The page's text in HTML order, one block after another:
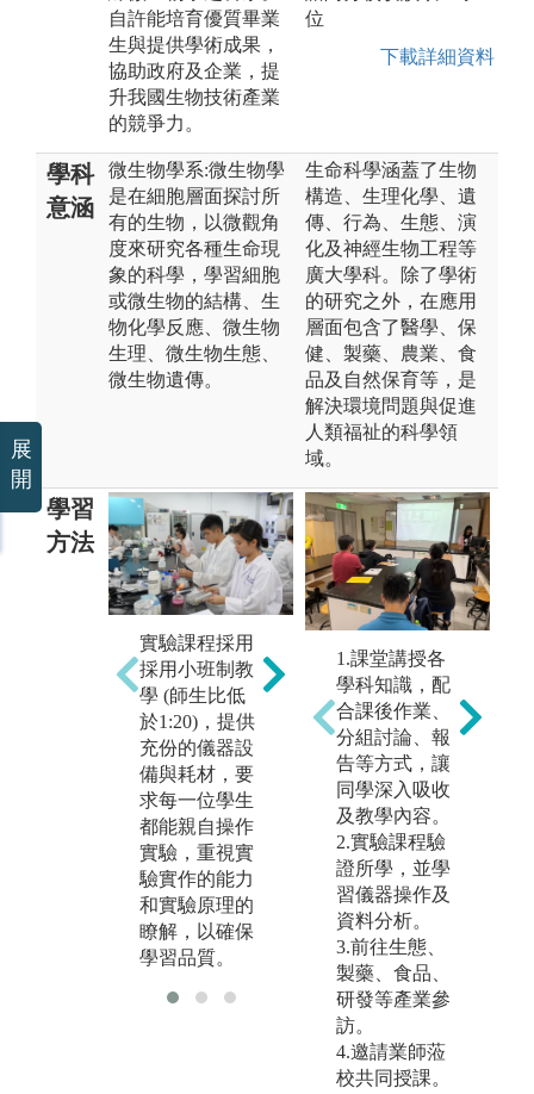
自許能培育優質畢業
生與提供學術成果，
協助政府及企業，提
升我國生物技術產業
的競爭力。
位
下載詳細資料
學科
意涵
微生物學系:微生物學
是在細胞層面探討所
有的生物，以微觀角
度來研究各種生命現
象的科學，學習細胞
或微生物的結構、生
物化學反應、微生物
生理、微生物生態、
微生物遺傳。
生命科學涵蓋了生物
構造、生理化學、遺
傳、行為、生態、演
化及神經生物工程等
廣大學科。除了學術
的研究之外，在應用
層面包含了醫學、保
健、製藥、農業、食
品及自然保育等，是
解決環境問題與促進
人類福祉的科學領
域。
學習
方法
實驗課程採用
採用小班制教
學 (師生比低
於1:20)，提供
充份的儀器設
備與耗材，要
求每一位學生
都能親自操作
實驗，重視實
驗實作的能力
和實驗原理的
瞭解，以確保
學習品質。
重視書報討論
課程，施以培
養專業知識的
理解、統整及
表達能力的系
列訓練。
1.課堂講授各
學科知識，配
合課後作業、
分組討論、報
告等方式，讓
同學深入吸收
及教學內容。
2.實驗課程驗
證所學，並學
習儀器操作及
資料分析。
3.前往生態、
製藥、食品、
研發等產業參
訪。
4.邀請業師蒞
校共同授課。
展
開